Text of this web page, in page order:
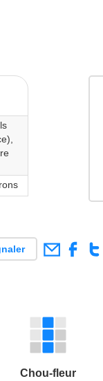
Chou-fleur